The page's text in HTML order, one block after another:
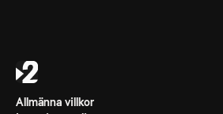
Allmänna villkor